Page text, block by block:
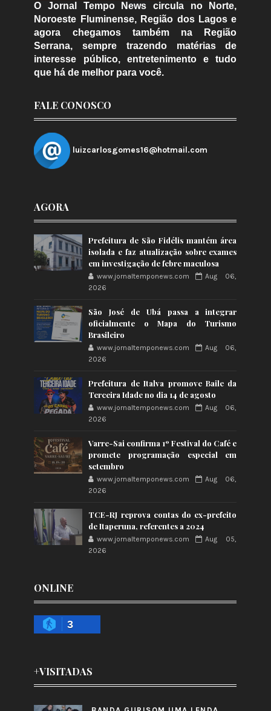
O Jornal Tempo News circula no Norte,
Noroeste Fluminense, Região dos Lagos e
agora chegamos também na Região
Serrana, sempre trazendo matérias de
interesse público, entretenimento e tudo
que há de melhor para você.
FALE CONOSCO
luizcarlosgomes16@hotmail.com
AGORA
Prefeitura de São Fidélis mantém área
isolada e faz atualização sobre exames
em investigação de febre maculosa
www.jornaltemponews.com
Aug 06,
2026
São José de Ubá passa a integrar
oficialmente o Mapa do Turismo
Brasileiro
www.jornaltemponews.com
Aug 06,
2026
Prefeitura de Italva promove Baile da
Terceira Idade no dia 14 de agosto
www.jornaltemponews.com
Aug 06,
2026
Varre-Sai confirma 1º Festival do Café e
promete programação especial em
setembro
www.jornaltemponews.com
Aug 06,
2026
TCE-RJ reprova contas do ex-prefeito
de Itaperuna, referentes a 2024
www.jornaltemponews.com
Aug 05,
2026
ONLINE
3
+VISITADAS